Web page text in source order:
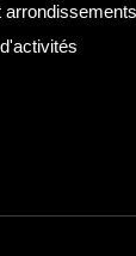
arrondissements